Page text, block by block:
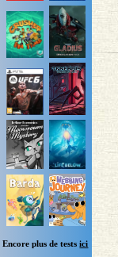
Encore plus de testsici